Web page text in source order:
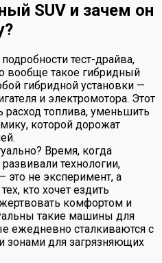
SUV и зачем он
тест-драйва,
вообще такое гибридный
гибридной установки —
и электромотора. Этот
расход топлива, уменьшить
которой дорожат
Время, когда
технологии,
это не эксперимент, а
кто хочет ездить
комфортом и
такие машины для
ежедневно сталкиваются с
зонами для загрязняющих